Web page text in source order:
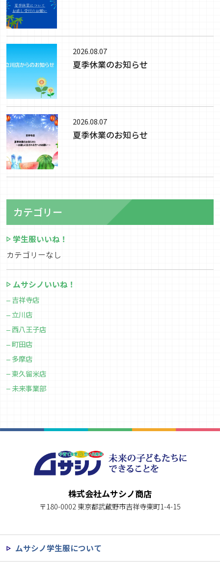
2026.08.07
夏季休業のお知らせ
2026.08.07
夏季休業のお知らせ
カテゴリー
学生服いいね！
カテゴリーなし
ムサシノいいね！
吉祥寺店
立川店
西八王子店
町田店
多摩店
東久留米店
未来事業部
株式会社ムサシノ商店
〒180-0002 東京都武蔵野市吉祥寺東町1-4-15
ムサシノ学生服について